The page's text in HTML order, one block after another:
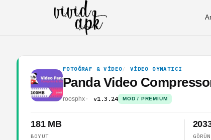
FOTOĞRAF & VIDEO VIDEO OYNATICI
Panda Video
roosphx v1.3.24 MOD / PREMIUM
181 MB
BOYUT